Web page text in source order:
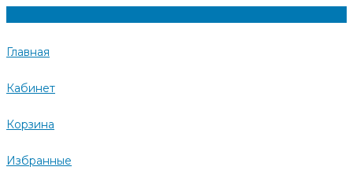
Главная
Кабинет
Корзина
Избранные